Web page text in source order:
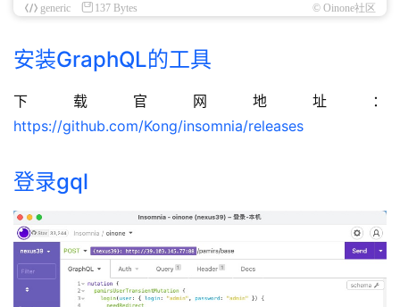
generic
137 Bytes © Oinone社区
安装GraphQL的工具
下载官网地址：
https://github.com/Kong/insomnia/releases
登录gql